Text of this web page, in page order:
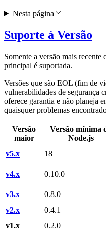
Suporte à Versão
Somente a versão mais
principal é suportada.
Versões que são EOL (fim de
vulnerabilidades de segurança
oferece garantia e não planeja
quaisquer problemas
Versão
maior
Versão mínima
Node.js
v5.x
18
v4.x
0.10.0
v3.x
0.8.0
v2.x
0.4.1
v1.x
0.2.0
Nesta página